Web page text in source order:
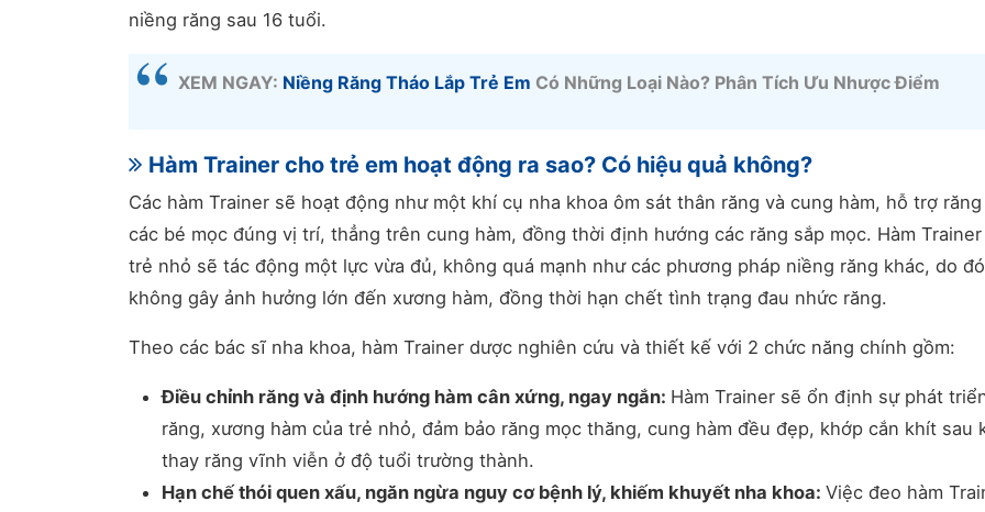
niềng răng sau 16 tuổi.
XEM NGAY: Niềng Răng Tháo Lắp Trẻ Em Có Những Loại Nào? Phân Tích Ưu Nhược Điểm
Hàm Trainer cho trẻ em hoạt động ra sao? Có hiệu quả không?
Các hàm Trainer sẽ hoạt động như một khí cụ nha khoa ôm sát thân răng và cung hàm, hỗ trợ răng
các bé mọc đúng vị trí, thẳng trên cung hàm, đồng thời định hướng các răng sắp mọc. Hàm
trẻ nhỏ sẽ tác động một lực vừa đủ, không quá mạnh như các phương pháp niềng răng khác, do đó
không gây ảnh hưởng lớn đến xương hàm, đồng thời hạn chết tình trạng đau nhức răng.
Theo các bác sĩ nha khoa, hàm Trainer dược nghiên cứu và thiết kế với 2 chức năng chính gồm:
Điều chỉnh răng và định hướng hàm cân xứng, ngay ngắn: Hàm Trainer sẽ ổn định sự phát
răng, xương hàm của trẻ nhỏ, đảm bảo răng mọc thăng, cung hàm đều đẹp, khớp cắn khít sau
thay răng vĩnh viễn ở độ tuổi trường thành.
Hạn chế thói quen xấu, ngăn ngừa nguy cơ bệnh lý, khiếm khuyết nha khoa: Việc đeo hàm